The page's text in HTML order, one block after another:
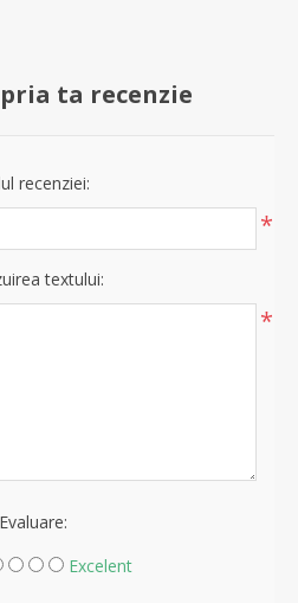
ta recenzie
recenziei:
*
textului:
*
Evaluare:
Excelent